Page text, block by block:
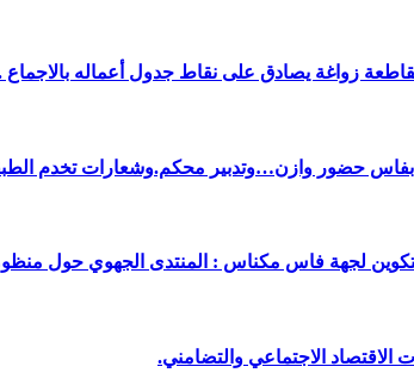
زواغة يصادق على نقاط جدول أعماله بالاجماع
بفاس حضور وازن…وتدبير محكم.وشعارات تخدم
لجهة فاس مكناس : المنتدى الجهوي حول
الاقتصاد الاجتماعي والتضامني.